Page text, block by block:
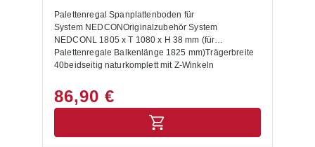
Anlieferung erfolgt zerlegt mit Aufbauanleitung.
Palettenregal Spanplattenboden für
System NEDCONOriginalzubehör System
NEDCONL 1805 x T 1080 x H 38 mm (für
Palettenregale Balkenlänge 1825 mm)Trägerbreite
40beidseitig naturkomplett mit Z-Winkeln
86,90 €